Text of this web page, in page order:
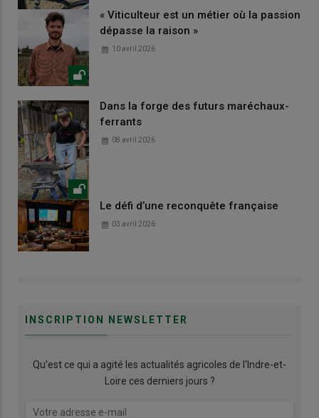
« Viticulteur est un métier où la passion
dépasse la raison »
10 avril 2026
Dans la forge des futurs maréchaux-
ferrants
08 avril 2026
Le défi d’une reconquête française
03 avril 2026
INSCRIPTION NEWSLETTER
Qu’est ce qui a agité les actualités agricoles de l'Indre-et-
Loire ces derniers jours ?